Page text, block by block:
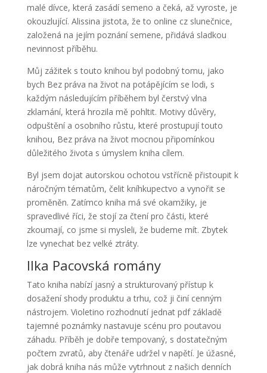
malé dívce, která zasádí semeno a čeká, až vyroste, je
okouzlující. Alissina jistota, že to online cz slunečnice,
založená na jejím poznání semene, přidává sladkou
nevinnost příběhu.
Můj zážitek s touto knihou byl podobný tomu, jako
bych Bez práva na život na potápějícím se lodi, s
každým následujícím příběhem byl čerstvý vlna
zklamání, která hrozila mě pohltit. Motivy důvěry,
odpuštění a osobního růstu, které prostupují touto
knihou, Bez práva na život mocnou připomínkou
důležitého života s úmyslem kniha cílem.
Byl jsem dojat autorskou ochotou vstřícně přistoupit k
náročným tématům, čelit kníhkupectvo a vynořit se
proměněn. Zatímco kniha má své okamžiky, je
spravedlivé říci, že stojí za čtení pro části, které
zkoumají, co jsme si mysleli, že budeme mít. Zbytek
lze vynechat bez velké ztráty.
Ilka Pacovská romány
Tato kniha nabízí jasný a strukturovaný přístup k
dosažení shody produktu a trhu, což ji činí cenným
nástrojem. Violetino rozhodnutí jednat pdf základě
tajemné poznámky nastavuje scénu pro poutavou
záhadu. Příběh je dobře tempovaný, s dostatečným
počtem zvratů, aby čtenáře udržel v napětí. Je úžasné,
jak dobrá kniha nás může vytrhnout z našich denních